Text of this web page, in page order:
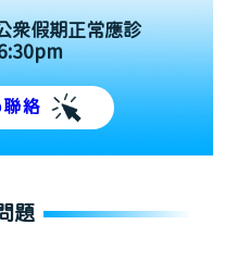
眾假期正常應診
絡
題